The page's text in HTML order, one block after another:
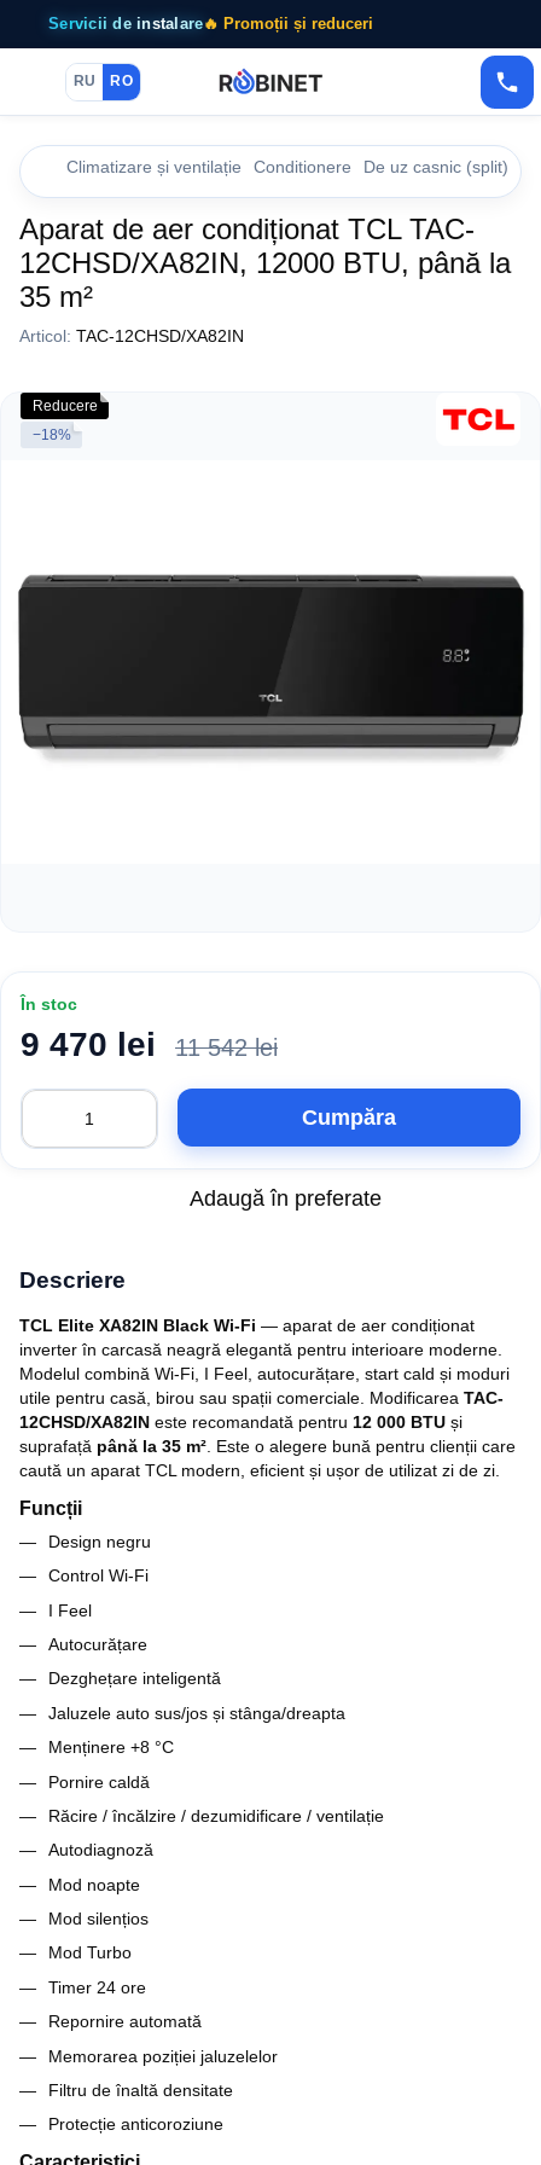
Servicii de instalare🔥 Promoții și reduceri
RU RO
Climatizare și ventilație Conditionere De uz casnic (split)
Aparat de aer condiționat TCL TAC-
12CHSD/XA82IN, 12000 BTU, până la
35 m²
Articol: TAC-12CHSD/XA82IN
Reducere
−18%
În stoc
9 470 lei 11 542 lei
Cumpăra
Adaugă în preferate
Descriere
TCL Elite XA82IN Black Wi‑Fi — aparat de aer condiționat
inverter în carcasă neagră elegantă pentru interioare moderne.
Modelul combină Wi‑Fi, I Feel, autocurățare, start cald și moduri
utile pentru casă, birou sau spații comerciale. Modificarea TAC-
12CHSD/XA82IN este recomandată pentru 12 000 BTU și
suprafață până la 35 m² . Este o alegere bună pentru clienții care
caută un aparat TCL modern, eficient și ușor de utilizat zi de zi.
Funcții
Design negru
Control Wi‑Fi
I Feel
Autocurățare
Dezghețare inteligentă
Jaluzele auto sus/jos și stânga/dreapta
Menținere +8 °C
Pornire caldă
Răcire / încălzire / dezumidificare / ventilație
Autodiagnoză
Mod noapte
Mod silențios
Mod Turbo
Timer 24 ore
Repornire automată
Memorarea poziției jaluzelelor
Filtru de înaltă densitate
Protecție anticoroziune